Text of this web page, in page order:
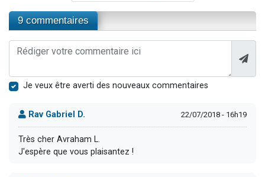
9 commentaires
Je veux être averti des nouveaux commentaires
Rav Gabriel D. 22/07/2018 - 16h19
Très cher Avraham L.
J'espère que vous plaisantez !